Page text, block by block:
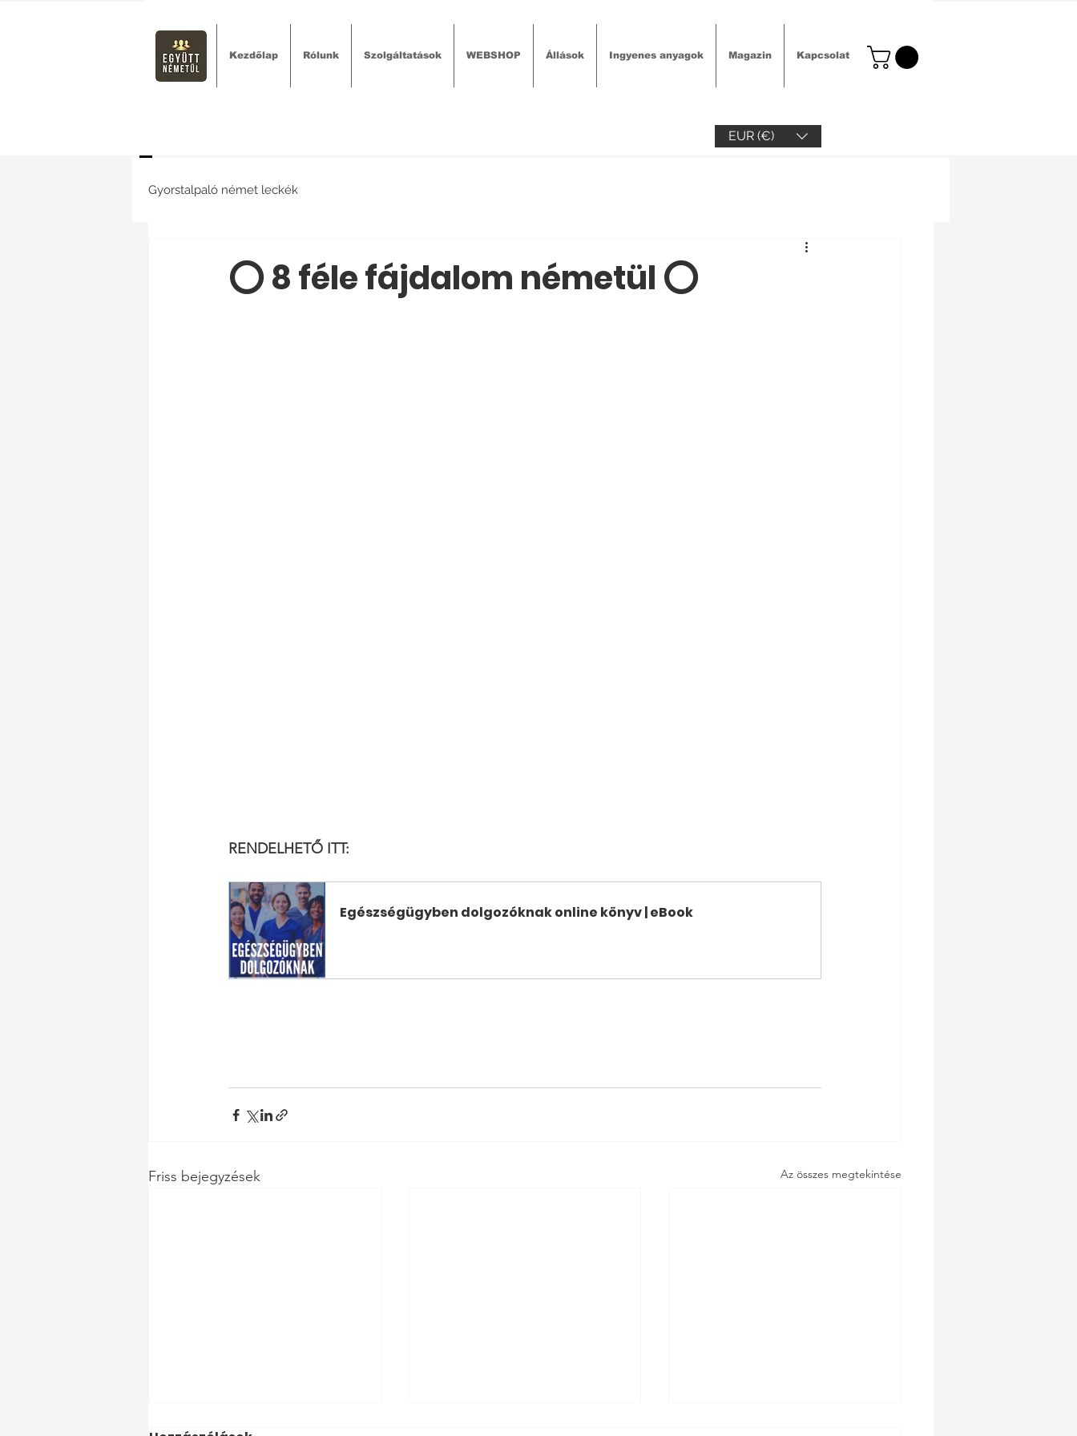
Kezdőlap Rólunk Szolgáltatások WEBSHOP Állások Ingyenes anyagok Magazin Kapcsolat
EUR (€)
Gyorstalpaló német leckék
⭕ 8 féle fájdalom németül ⭕
RENDELHETŐ ITT:
Egészségügyben dolgozóknak online könyv | eBook
Friss bejegyzések Az összes megtekintése